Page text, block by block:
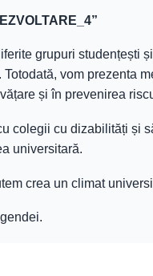
grupuri studențești
vom prezenta
și în prevenirea
colegii cu dizabilități și
universitară.
crea un climat